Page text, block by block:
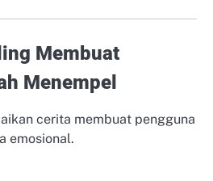
Membuat
Menempel
cerita membuat pengguna
emosional.